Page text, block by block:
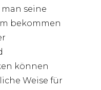
seine
bekommen
können
Weise für